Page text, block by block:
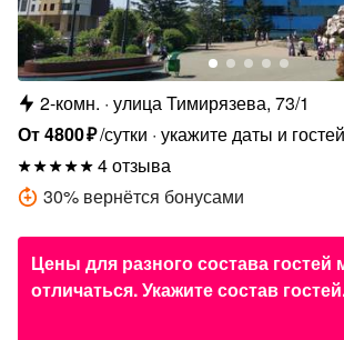
2-комн. улица Тимирязева, 73/1
От4800₽/сутки укажите даты и гостей
4 отзыва
30% вернётся бонусами
Цены для разного состава гостей
отличаться. Укажите состав